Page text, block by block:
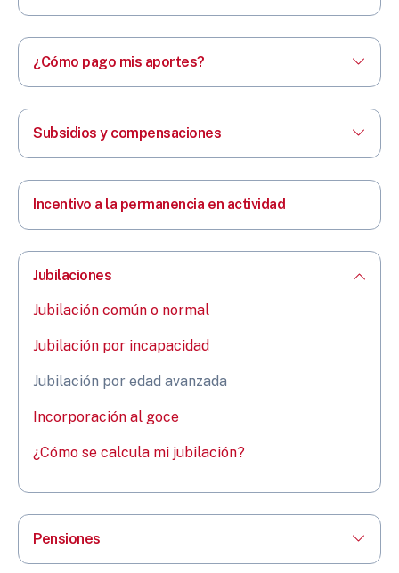
¿Cómo pago mis aportes?
Subsidios y compensaciones
Incentivo a la permanencia en actividad
Jubilaciones
Jubilación común o normal
Jubilación por incapacidad
Jubilación por edad avanzada
Incorporación al goce
¿Cómo se calcula mi jubilación?
Pensiones